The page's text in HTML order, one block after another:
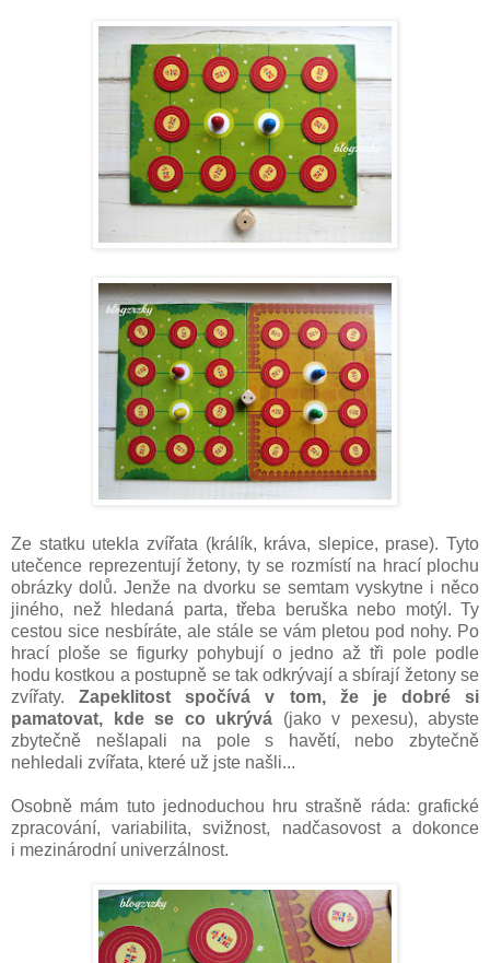
Ze statku utekla zvířata (králík, kráva, slepice, prase). Tyto
utečence reprezentují žetony, ty se rozmístí na hrací plochu
obrázky dolů. Jenže na dvorku se semtam vyskytne i něco
jiného, než hledaná parta, třeba beruška nebo motýl. Ty
cestou sice nesbíráte, ale stále se vám pletou pod nohy. Po
hrací ploše se figurky pohybují o jedno až tři pole podle
hodu kostkou a postupně se tak odkrývají a sbírají žetony se
zvířaty.Zapeklitost spočívá v tom, že je dobré si
pamatovat, kde se co ukrývá (jako v pexesu), abyste
zbytečně nešlapali na pole s havětí, nebo zbytečně
nehledali zvířata, které už jste našli...
Osobně mám tuto jednoduchou hru strašně ráda: grafické
zpracování, variabilita, svižnost, nadčasovost a dokonce
i mezinárodní univerzálnost.